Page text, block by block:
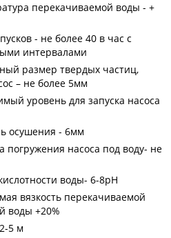
перекачиваемой воды - +
- не более 40 в час c
интервалами
размер твердых частиц,
– не более 5мм
уровень для запуска насоса
осушения - 6мм
погружения насоса под воду- не
воды- 6-8pH
вязкость перекачиваемой
воды +20%
5 м